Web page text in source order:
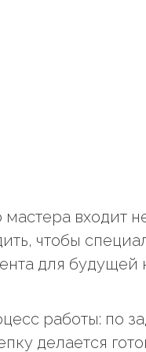
мастера входит
чтобы
для будущей
работы: по
делается